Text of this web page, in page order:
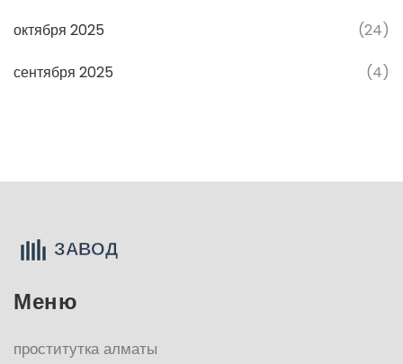
октября 2025 (24)
сентября 2025 (4)
Меню
проститутка алматы